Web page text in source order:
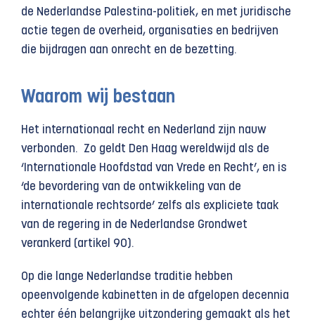
de Nederlandse Palestina-politiek, en met juridische
actie tegen de overheid, organisaties en bedrijven
die bijdragen aan onrecht en de bezetting.
Waarom wij bestaan
Het internationaal recht en Nederland zijn nauw
verbonden. Zo geldt Den Haag wereldwijd als de
‘Internationale Hoofdstad van Vrede en Recht’, en is
‘de bevordering van de ontwikkeling van de
internationale rechtsorde’ zelfs als expliciete taak
van de regering in de Nederlandse Grondwet
verankerd (artikel 90).
Op die lange Nederlandse traditie hebben
opeenvolgende kabinetten in de afgelopen decennia
echter één belangrijke uitzondering gemaakt als het